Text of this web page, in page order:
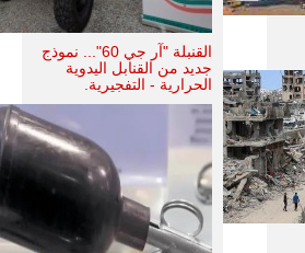
القنبلة "آر جي 60"... نموذج
جديد من القنابل اليدوية
الحرارية - التفجيرية.